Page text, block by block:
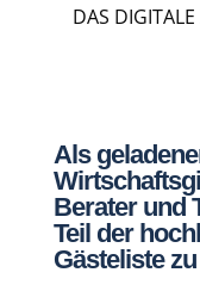
DAS DIGITALE
Als
Berater und
Teil der
Gästeliste